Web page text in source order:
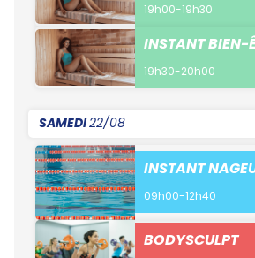
19h00-19h30
INSTANT BIEN-
19h30-20h00
SAMEDI22/08
INSTANT
09h00-12h40
BODYSCULPT